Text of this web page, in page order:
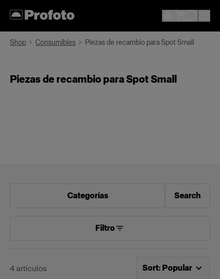
Shop Consumibles Piezas de recambio para Spot Small
Piezas de recambio para Spot Small
Categorías Search
Filtro
4 artículos
Ahora ordenado por
Sort: Popular